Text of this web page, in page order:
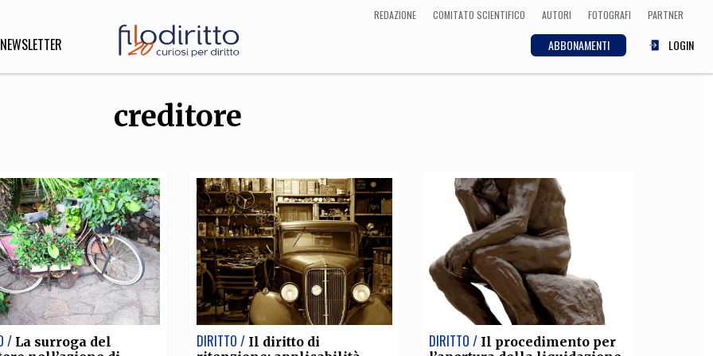
REDAZIONE COMITATO SCIENTIFICO AUTORI FOTOGRAFI PARTNER
ABBONAMENTI LOGIN
NEWSLETTER
INNOVAZIONE
Scienze informatiche,
Architettura, Ingegneria
CULTURA
Arte, Cinema, Musica,
Letteratura
creditore
/ La surroga del
DIRITTO / Il diritto di
DIRITTO / Il procedimento per